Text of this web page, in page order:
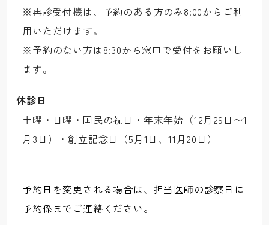
※再診受付機は、予約のある方のみ8:00からご利
用いただけます。
※予約のない方は8:30から窓口で受付をお願いし
ます。
休診日
土曜・日曜・国民の祝日・年末年始（12月29日〜1
月3日）・創立記念日（5月1日、11月20日）
予約日を変更される場合は、担当医師の診察日に
予約係までご連絡ください。